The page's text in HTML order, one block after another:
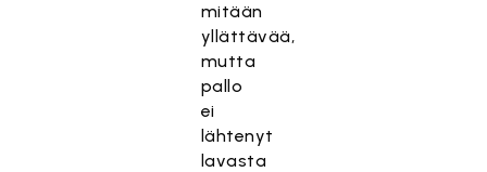
mitään
yllättävää,
mutta
pallo
ei
lähtenyt
lavasta